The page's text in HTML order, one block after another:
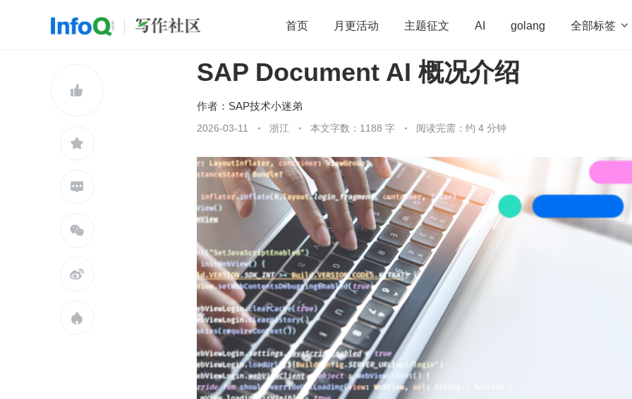
首页 月更活动 主题征文 AI golang 全部标签 
开源 架构 OpenHarmony 算法 学习方法
前端 团队管理






SAP Document AI 概况介绍
作者： SAP技术小迷弟
2026-03-11 浙江 本文字数：1188 字 阅读完需：约 4 分钟